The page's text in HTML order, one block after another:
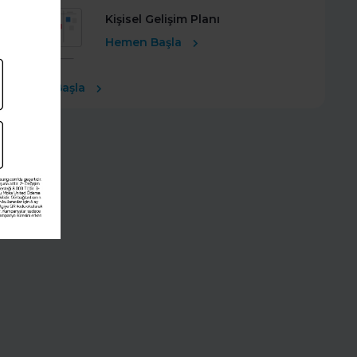
Kişisel Gelişim Planı
Hemen Başla
Ücretsiz Başla